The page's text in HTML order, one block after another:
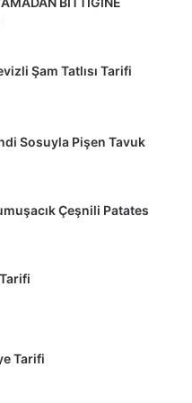
Şam Tatlısı Tarifi
Sosuyla Pişen Tavuk
Çeşnili Patates
Tarifi